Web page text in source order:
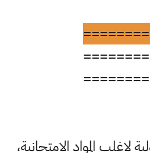
لاغلب المواد الامتحانية،